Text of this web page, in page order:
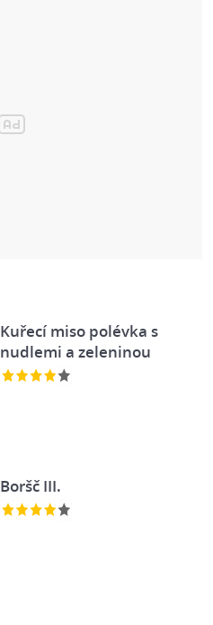
Kuřecí miso polévka s
nudlemi a zeleninou
Boršč III.